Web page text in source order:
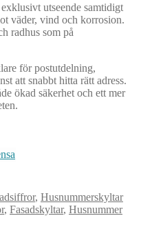
utseende samtidigt
väder, vind och korrosion.
radhus som på
för postutdelning,
att snabbt hitta rätt adress.
ökad säkerhet och ett mer
, Husnummerskyltar
, Fasadskyltar, Husnummer